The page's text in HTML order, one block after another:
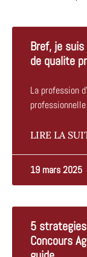
Bref, je
de qualite
La profession
LIRE LA
19 mars 2025
5
Concours